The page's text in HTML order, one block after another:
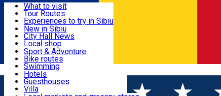
Română
Useful info
Activities & Adventure
Accommodation
Food, Drinks & Nightlife
What to visit
Tour Routes
Experiences to try in Sibiu
Podcast
Culture
Museums
Churches
Parks, Zoo
County of Sibiu
New in Sibiu
City Hall News
Local shop
Sibiu artisans
Sibiul Verde
Public services
Education
How do I get to Sibiu
Tourist Info
Sport & Adventure
Bike routes
Swimming
Riding
Indoor activities
Loc de joacă indoor
Hotels
Guesthouses
Villa